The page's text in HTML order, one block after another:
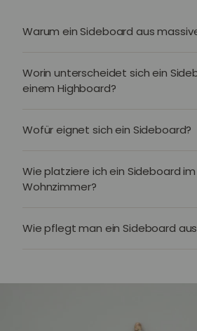
Warum ein Sideboard aus
Worin unterscheidet sich ein
einem Highboard?
Wofür eignet sich ein Sideboard?
Wie platziere ich ein Sideboard im
Wohnzimmer?
Wie pflegt man ein Sideboard aus